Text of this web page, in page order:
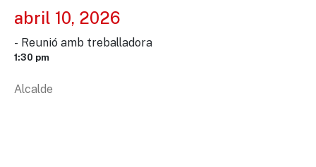
abril 10, 2026
- Reunió amb treballadora
1:30 pm
Alcalde